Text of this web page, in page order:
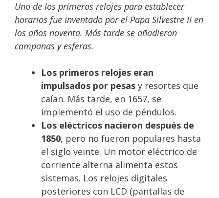
Uno de los primeros relojes para establecer
horarios fue inventado por el Papa Silvestre II en
los años noventa. Más tarde se añadieron
campanas y esferas.
Los primeros relojes eran
impulsados por pesas y resortes que
caían. Más tarde, en 1657, se
implementó el uso de péndulos.
Los eléctricos nacieron después de
1850, pero no fueron populares hasta
el siglo veinte. Un motor eléctrico de
corriente alterna alimenta estos
sistemas. Los relojes digitales
posteriores con LCD (pantallas de